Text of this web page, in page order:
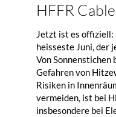
HFFR
Jetzt ist es
heisseste Juni, der
Von Sonnenstichen
Gefahren von
Risiken in
vermeiden, ist bei
insbesondere bei